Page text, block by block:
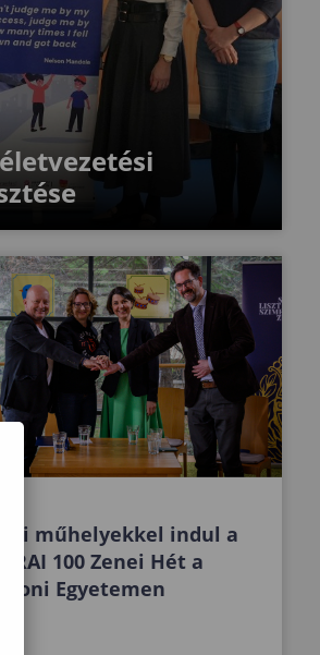
műhelyekkel indul a
100 Zenei Hét a
Egyetemen